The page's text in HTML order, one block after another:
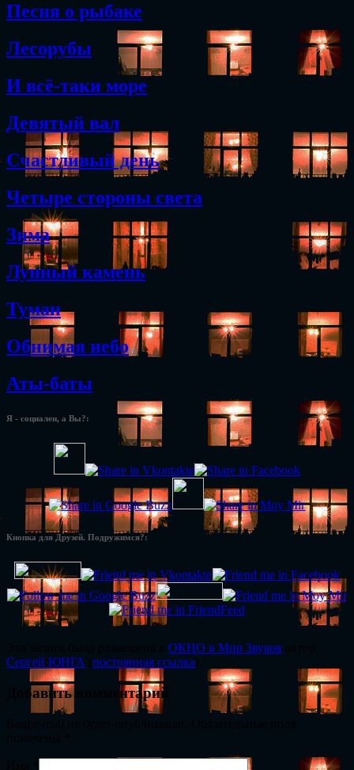
Песня о рыбаке
Лесорубы
И всё-таки море
Девятый вал
Счастливый день
Четыре стороны света
Зима
Лунный камень
Туман
Обнимая небо
Аты-баты
Я - социален, а Вы?:
Кнопка для Друзей. Подружимся?:
ОКНО в Мир Звуков
Сергей ЮНГА
постоянная ссылка
Добавить комментарий